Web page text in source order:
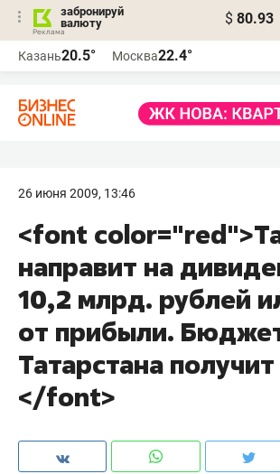
забронируй
валюту
$ 80.93
Казань20.5° Москва22.4°
26 июня 2009, 13:46
<font
направит на
10,2 млрд. рублей
от прибыли.
Татарстана
</font>